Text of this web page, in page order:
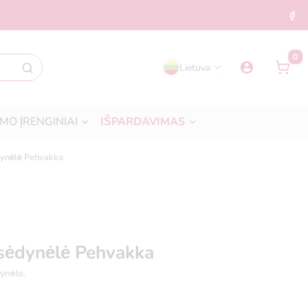
Lietuva
0
ĮRENGINIAI IŠPARDAVIMAS
Pehvakka
Pehvakka